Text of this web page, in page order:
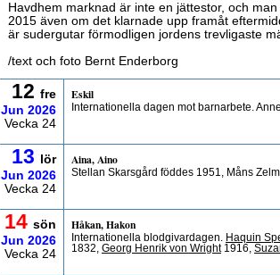
Havdhem marknad är inte en jättestor, och
2015 även om det klarnade upp framåt
är sudergutar förmodligen jordens trevligaste
/text och foto Bernt Enderborg
12 fre
Jun 2026
Vecka 24
Eskil
Internationella dagen mot barnarbete.
13
lör
Jun 2026
Vecka 24
Aina, Aino
Stellan Skarsgård föddes 1951, Måns
14 sön
Jun 2026
Vecka 24
Håkan, Hakon
Internationella blodgivardagen.
Haquin
1832, Georg Henrik von Wright1916,